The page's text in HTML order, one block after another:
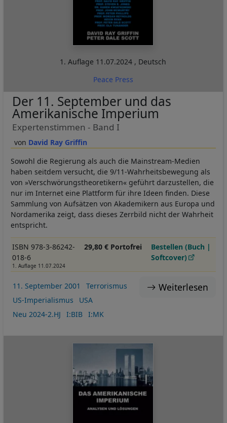
1. Auflage 11.07.2024 , Deutsch
Peace Press
David Ray Griffin
Der 11. September und das
Amerikanische Imperium
Expertenstimmen - Band I
Sowohl die Regierung als auch die Mainstream-Medien
haben seitdem versucht, die 9/11-Wahrheitsbewegung als
von »Verschwörungstheoretikern« geführt darzustellen, die
nur im Internet eine Plattform für ihre Ideen finden. Diese
Sammlung von Aufsätzen von Akademikern aus Europa und
Nordamerika zeigt, dass dieses Zerrbild nicht der Wahrheit
entspricht.
ISBN 978-3-86242-
018-6
1. Auflage 11.07.2024
29,80 € Portofrei
Bestellen (Buch |
Softcover)
Weiterlesen
11. September 2001
Terrorismus
US-Imperialismus
USA
Neu 2024-2.HJ
I:BIB I:MK